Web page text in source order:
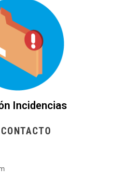
Incidencias